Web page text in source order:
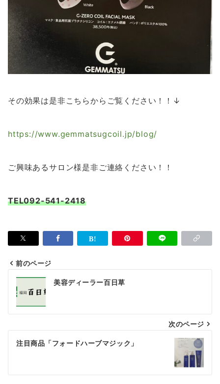
その効果は是非こちらからご覧ください！！↓
https://www.gemmatsugcoil.jp/blog/
ご興味あるサロン様是非ご連絡ください！！
TEL092-541-2418
投
稿
ナ
ビ
ゲ
シ
前のページ
美容ディーラー百日草
次のページ
注目商品「フォードハーブマジック」